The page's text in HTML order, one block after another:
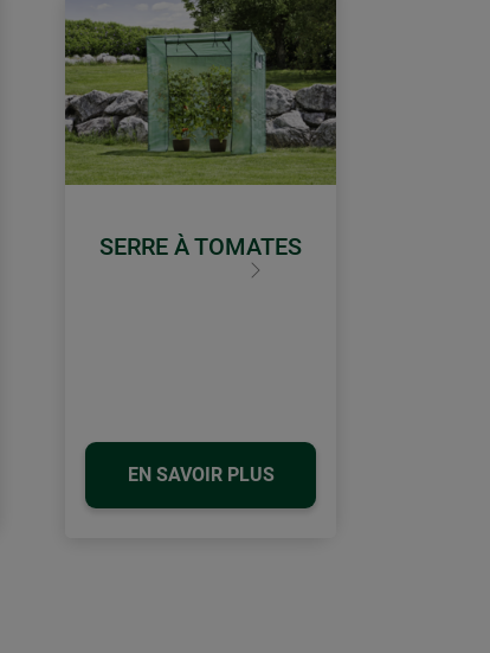
SERRE À TOMATES
EN SAVOIR PLUS
Continuer